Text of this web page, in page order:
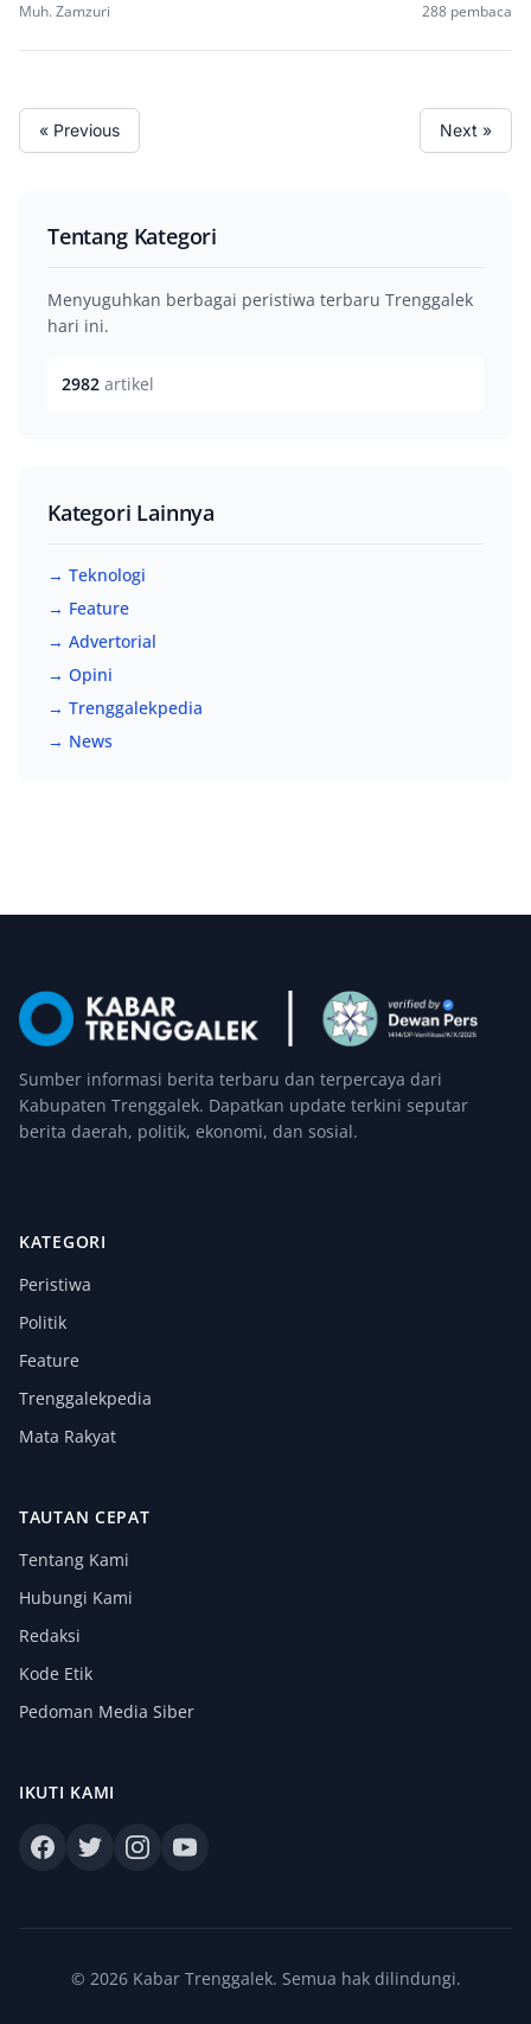
Muh. Zamzuri 288 pembaca
« Previous Next »
Tentang Kategori
Menyuguhkan berbagai peristiwa terbaru Trenggalek
hari ini.
2982 artikel
Kategori Lainnya
→ Teknologi
→ Feature
→ Advertorial
→ Opini
→ Trenggalekpedia
→ News
Sumber informasi berita terbaru dan terpercaya dari
Kabupaten Trenggalek. Dapatkan update terkini seputar
berita daerah, politik, ekonomi, dan sosial.
KATEGORI
Peristiwa
Politik
Feature
Trenggalekpedia
Mata Rakyat
TAUTAN CEPAT
Tentang Kami
Hubungi Kami
Redaksi
Kode Etik
Pedoman Media Siber
IKUTI KAMI
© 2026 Kabar Trenggalek. Semua hak dilindungi.